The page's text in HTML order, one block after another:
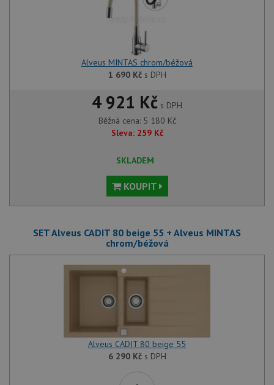
Alveus MINTAS chrom/béžová
1 690 Kčs DPH
4 921 Kč s DPH
Běžná cena: 5 180 Kč
Sleva: 259 Kč
SKLADEM
KOUPIT
SET Alveus CADIT 80 beige 55 + Alveus MINTAS
chrom/béžová
Alveus CADIT 80 beige 55
6 290 Kčs DPH